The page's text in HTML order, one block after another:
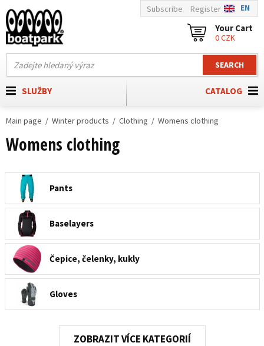
SEARCH
Subscribe Register EN
Your Cart
0 CZK
CATALOG
SLUŽBY
Main page Winter products Clothing Womens clothing
Womens clothing
Pants
Baselayers
Čepice, čelenky, kukly
Gloves
Dámské ponožky
KATEGORIÍ